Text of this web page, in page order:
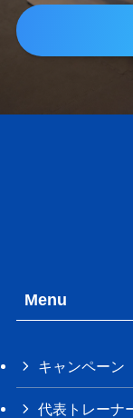
Menu
キャンペーン
代表トレーナ